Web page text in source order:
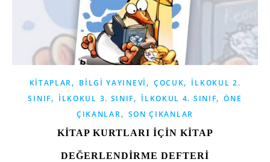
KITAPLAR, BILGI YAYINEVI , ÇOCUK, İLKOKUL 2.
SINIF, İLKOKUL 3. SINIF, İLKOKUL 4. SINIF,ÖNE
ÇIKANLAR, SON ÇIKANLAR
KİTAP KURTLARI İÇİN KİTAP
DEĞERLENDİRME DEFTERİ